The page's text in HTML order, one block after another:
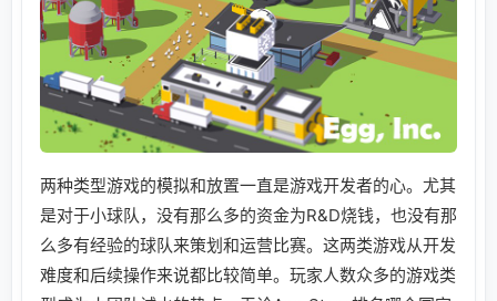
两种类型游戏的模拟和放置一直是游戏开发者的心。尤其
是对于小球队，没有那么多的资金为R&D烧钱，也没有那
么多有经验的球队来策划和运营比赛。这两类游戏从开发
难度和后续操作来说都比较简单。玩家人数众多的游戏类